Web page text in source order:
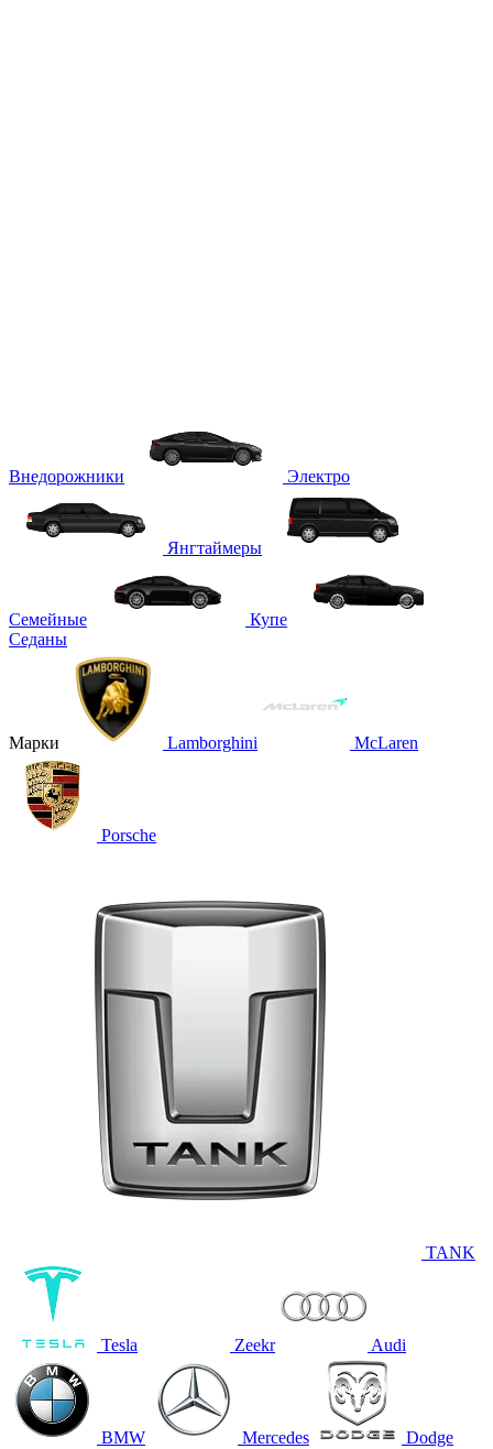
Внедорожники Электро
Янгтаймеры
Семейные
Купе
Седаны
Марки Lamborghini McLaren
Porsche
TANK
Tesla Zeekr Audi
BMW Mercedes Dodge